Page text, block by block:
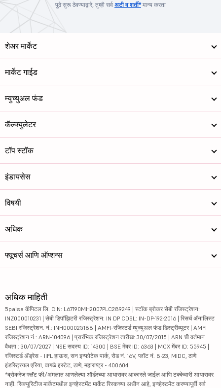
पुढे सुरू ठेवण्याद्वारे, तुम्ही सर्व अटी व शर्ती*मान्य करता
शेअर मार्केट
मार्केट गाईड
म्युच्युअल फंड
कॅल्क्युलेटर
टॉप स्टॉक
इंडायसेस
विषयी
अधिक
फ्यूचर्स आणि ऑप्शन्स
अधिक माहिती
5paisa कॅपिटल लि. CIN: L67190MH2007PLC289249 | स्टॉक ब्रोकर सेबी रजिस्ट्रेशन:
INZ000010231 | सेबी डिपॉझिटरी रजिस्ट्रेशन: IN DP CDSL: IN-DP-192-2016 | रिसर्च ॲनालिस्ट
SEBI रजिस्ट्रेशन. नं.: INH000025188 | AMFI-रजिस्टर्ड म्युच्युअल फंड डिस्ट्रीब्यूटर | AMFI
रजिस्ट्रेशन नं.: ARN-104096 | प्रारंभिक रजिस्ट्रेशन तारीख: 30/07/2015 | ARN ची वर्तमान
वैधता : 30/07/2027 | NSE सदस्य ID: 14300 | BSE मेंबर ID: 6363 | MCX मेंबर ID: 55945 |
रजिस्टर्ड ॲड्रेस - IIFL हाऊस, सन इन्फोटेक पार्क, रोड नं. 16V, प्लॉट नं. B-23, MIDC, ठाणे
इंडस्ट्रियल एरिया, वागळे इस्टेट, ठाणे, महाराष्ट्र - 400604
*ब्रोकरेज फ्लॅट फी/अंमलात आणलेल्या ऑर्डरच्या आधारावर आकारले जाईल आणि टक्केवारी आधारावर
नाही. सिक्युरिटीज मार्केटमधील इन्व्हेस्टमेंट मार्केट रिस्कच्या अधीन आहे, इन्व्हेस्टमेंट करण्यापूर्वी सर्व